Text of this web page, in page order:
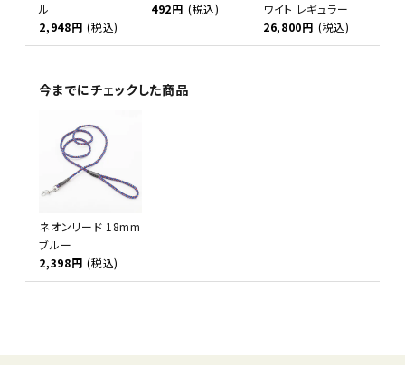
ル
2,948円 (税込)
492円 (税込)
ワイト レギュラー
26,800円 (税込)
今までにチェックした商品
ネオンリード 18mm
ブルー
2,398円 (税込)